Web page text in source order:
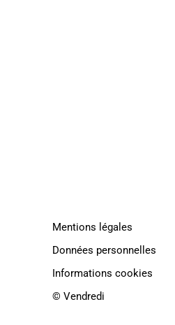
Mentions légales
Données personnelles
Informations cookies
©️ Vendredi